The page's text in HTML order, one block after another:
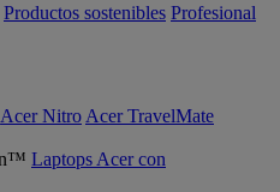
Productos sostenibles Profesional
Acer Nitro Acer TravelMate
Laptops Acer con